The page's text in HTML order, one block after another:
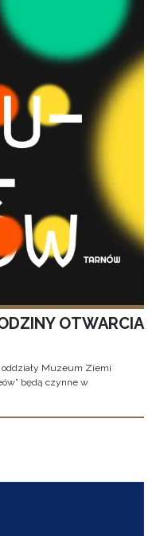
OTWARCIA
oddziały Muzeum Ziemi
będą czynne w